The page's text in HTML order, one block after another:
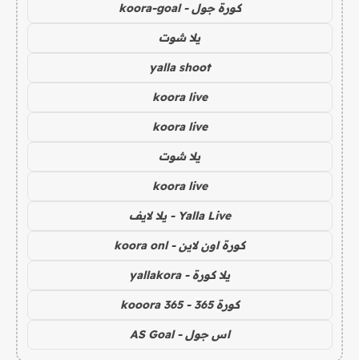
كورة جول - koora-goal
يلا شوت
yalla shoot
koora live
koora live
يلا شوت
koora live
Yalla Live - يلا لايف
كورة اون لاين - koora onl
يلا كورة - yallakora
كورة 365 - kooora 365
اس جول - AS Goal